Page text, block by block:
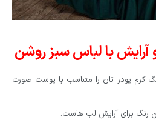
با لباس سبز روشن
کرم پودر تان را متناسب با پوست صورت
رنگ برای آرایش لب هاست.